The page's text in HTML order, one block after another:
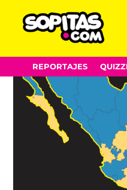
content
REPORTAJES
Elecciones